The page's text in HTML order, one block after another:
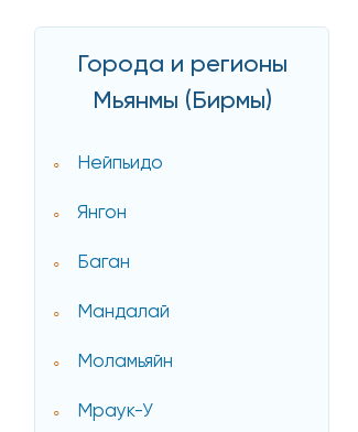
Города и регионы
Мьянмы (Бирмы)
Нейпьидо
Янгон
Баган
Мандалай
Моламьяйн
Мраук-У